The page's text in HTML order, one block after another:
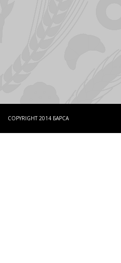
COPYRIGHT 2014 БАРСА